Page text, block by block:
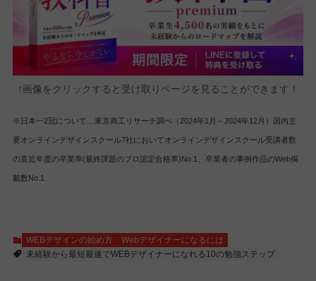
↑画像をクリックすると受け取りページを見ることができます！
※日本一2冠について…東京商工リサーチ調べ（2024年1月～2024年12月）国内主
要オンラインデザインスクール7社においてオンラインデザインスクール受講者数
の直近年度の卒業率(最終課題のプロ認定合格率)No.1、卒業者の事例作品のWeb掲
載数No.1
WEBデザインの始め方
Webデザイナーになるには
未経験から最短最速でWEBデザイナーになれる10の勉強ステップ